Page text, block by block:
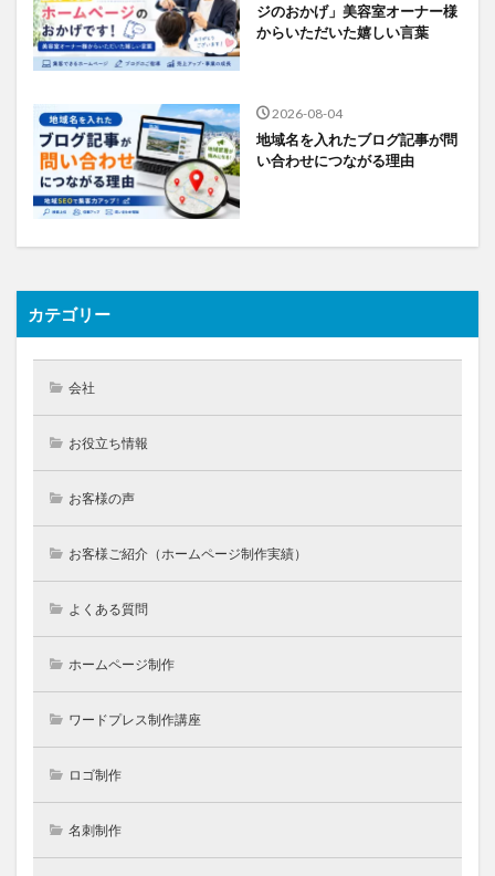
ジのおかげ」美容室オーナー様
からいただいた嬉しい言葉
2026-08-04
地域名を入れたブログ記事が問
い合わせにつながる理由
カテゴリー
会社
お役立ち情報
お客様の声
お客様ご紹介（ホームページ制作実績）
よくある質問
ホームページ制作
ワードプレス制作講座
ロゴ制作
名刺制作